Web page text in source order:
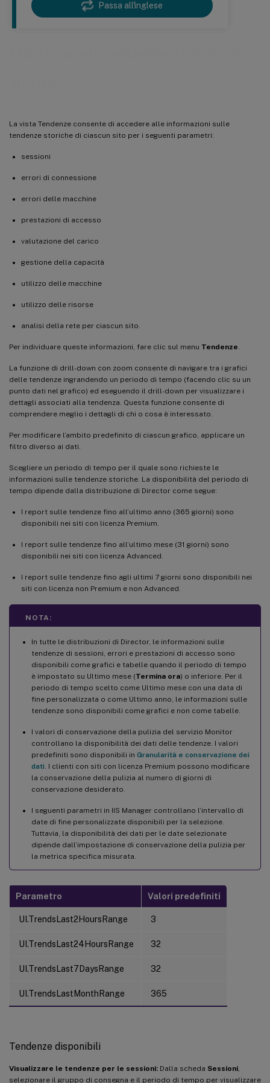
Passa all'inglese
La vista Tendenze consente di accedere alle informazioni sulle
tendenze storiche di ciascun sito per i seguenti parametri:
sessioni
errori di connessione
errori delle macchine
prestazioni di accesso
valutazione del carico
gestione della capacità
utilizzo delle macchine
utilizzo delle risorse
analisi della rete per ciascun sito.
Per individuare queste informazioni, fare clic sul menu Tendenze
La funzione di drill-down con zoom consente di navigare tra i grafici
delle tendenze ingrandendo un periodo di tempo (facendo clic su un
punto dati nel grafico) ed eseguendo il drill-down per visualizzare i
dettagli associati alla tendenza. Questa funzione consente di
comprendere meglio i dettagli di chi o cosa è interessato.
Per modificare l’ambito predefinito di ciascun grafico, applicare un
filtro diverso ai dati.
Scegliere un periodo di tempo per il quale sono richieste le
informazioni sulle tendenze storiche. La disponibilità del periodo di
tempo dipende dalla distribuzione di Director come segue:
I report sulle tendenze fino all’ultimo anno (365 giorni) sono
disponibili nei siti con licenza Premium.
I report sulle tendenze fino all’ultimo mese (31 giorni) sono
disponibili nei siti con licenza Advanced.
I report sulle tendenze fino agli ultimi 7 giorni sono disponibili nei
siti con licenza non Premium e non Advanced.
NOTA:
In tutte le distribuzioni di Director, le informazioni sulle
tendenze di sessioni, errori e prestazioni di accesso sono
disponibili come grafici e tabelle quando il periodo di tempo
è impostato su Ultimo mese (Termina ora) o inferiore. Per il
periodo di tempo scelto come Ultimo mese con una data di
fine personalizzata o come Ultimo anno, le informazioni sulle
tendenze sono disponibili come grafici e non come tabelle.
I valori di conservazione della pulizia del servizio Monitor
controllano la disponibilità dei dati delle tendenze. I valori
predefiniti sono disponibili in Granularità e conservazione dei
dati . I clienti con siti con licenza Premium possono modificare
la conservazione della pulizia al numero di giorni di
conservazione desiderato.
I seguenti parametri in IIS Manager controllano l’intervallo di
date di fine personalizzate disponibili per la selezione.
Tuttavia, la disponibilità dei dati per le date selezionate
dipende dall’impostazione di conservazione della pulizia per
la metrica specifica misurata.
Parametro Valori predefiniti
UI.TrendsLast2HoursRange 3
UI.TrendsLast24HoursRange 32
UI.TrendsLast7DaysRange 32
UI.TrendsLastMonthRange 365
Tendenze disponibili
Visualizzare le tendenze per le sessioni: Dalla scheda Sessioni
selezionare il gruppo di consegna e il periodo di tempo per visualizzare